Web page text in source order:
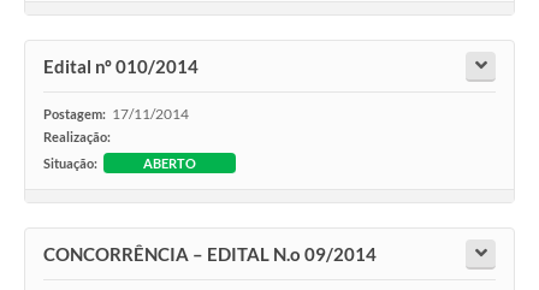
Edital nº 010/2014
Postagem: 17/11/2014
Realização:
Situação:
ABERTO
CONCORRÊNCIA – EDITAL N.o 09/2014